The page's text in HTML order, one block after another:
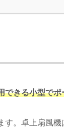
できる小型で
。卓上扇風